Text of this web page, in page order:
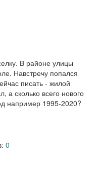
В районе улицы
Навстречу попался
писать - жилой
а сколько всего нового
например 1995-2020?
0